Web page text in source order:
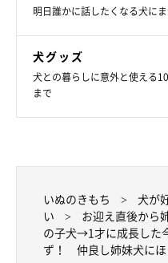
コパンちゃんにくっつくポルテち
@kopant17
飼い主さん家族のもとで健
ん。今もコパンちゃんのこと
で寝ていることもあるといい
一緒に走り回って遊んでい
て休憩していたりも。飼い
んなことを思うそうです。
明日誰かに話したくなる犬に
犬グッズ
犬との暮らしに意外と使える
まで
いぬのきもち 犬が
い
お迎え直後から
の子犬→1才に成長した
ず！ 仲良し姉妹犬にほ